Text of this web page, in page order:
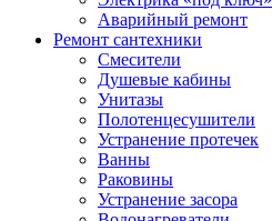
Аварийный ремонт
Ремонт сантехники
Смесители
Душевые кабины
Унитазы
Полотенцесушители
Устранение протечек
Ванны
Раковины
Устранение засора